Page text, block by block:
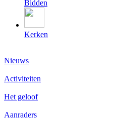
Bidden
Kerken
Nieuws
Activiteiten
Het geloof
Aanraders